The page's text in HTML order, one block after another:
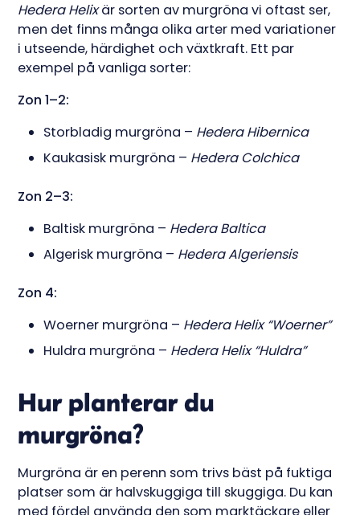
Hedera Helixär sorten av murgröna vi oftast ser,
men det finns många olika arter med variationer
i utseende, härdighet och växtkraft. Ett par
exempel på vanliga sorter:
Zon 1–2:
Storbladig murgröna – Hedera Hibernica
Kaukasisk murgröna – Hedera Colchica
Zon 2–3:
Baltisk murgröna – Hedera Baltica
Algerisk murgröna – Hedera Algeriensis
Zon 4:
Woerner murgröna – Hedera Helix “Woerner”
Huldra murgröna – Hedera Helix “Huldra”
Hur planterar du
murgröna?
Murgröna är en perenn som trivs bäst på fuktiga
platser som är halvskuggiga till skuggiga. Du kan